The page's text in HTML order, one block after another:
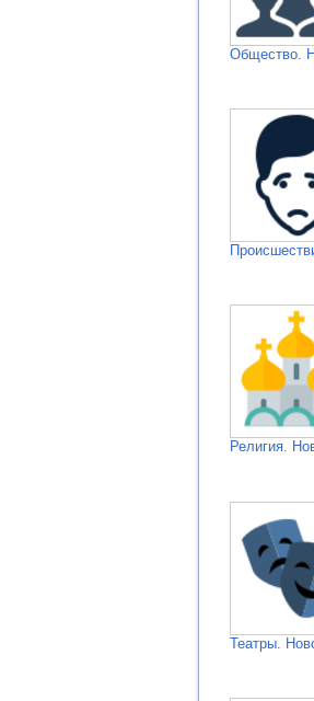
Общество.
Религия.
Театры.